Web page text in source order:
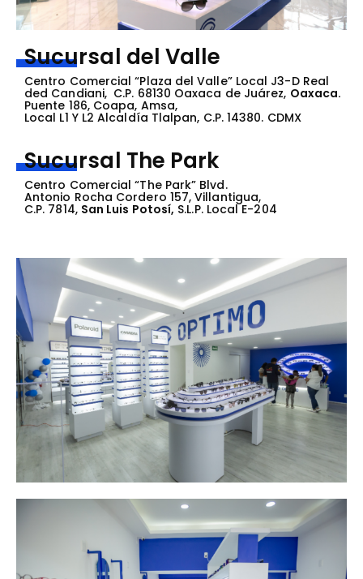
Sucursal del Valle
Centro Comercial “Plaza del Valle” Local J3-D Real
ded Candiani, C.P. 68130 Oaxaca de Juárez, Oaxaca.
Puente 186, Coapa, Amsa,
Local L1 Y L2 Alcaldía Tlalpan, C.P. 14380. CDMX
Sucursal The Park
Centro Comercial “The Park” Blvd.
Antonio Rocha Cordero 157, Villantigua,
C.P. 7814, San Luis Potosí, S.L.P. Local E-204